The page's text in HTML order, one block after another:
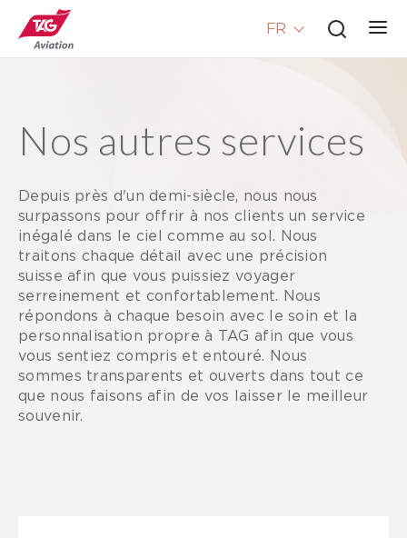
FR
Nos autres services
Depuis près d'un demi-siècle, nous nous
surpassons pour offrir à nos clients un service
inégalé dans le ciel comme au sol. Nous
traitons chaque détail avec une précision
suisse afin que vous puissiez voyager
serreinement et confortablement. Nous
répondons à chaque besoin avec le soin et la
personnalisation propre à TAG afin que vous
vous sentiez compris et entouré. Nous
sommes transparents et ouverts dans tout ce
que nous faisons afin de vos laisser le meilleur
souvenir.